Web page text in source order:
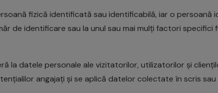
fizică identificată sau identificabilă, iar o
de identificare sau la unul sau mai mulți factori
la datele personale ale vizitatorilor, utilizatorilor și
angajați și se aplică datelor colectate în scris